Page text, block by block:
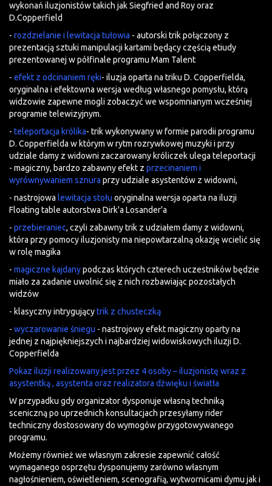
wykonań iluzjonistów takich jak Siegfried and Roy oraz
D.Copperfield
- rozdzielanie i lewitacja tułowia - autorski trik połączony z
prezentacją sztuki manipulacji kartami będący częścią etiudy
prezentowanej w półfinale programu Mam Talent
- efekt z odcinaniem ręki- iluzja oparta na triku D. Copperfielda,
oryginalna i efektowna wersja według własnego pomysłu, którą
widzowie zapewne mogli zobaczyć we wspomnianym wcześniej
programie telewizyjnym.
- teleportacja królika- trik wykonywany w formie parodii programu
D. Copperfielda w którym w rytm rozrywkowej muzyki i przy
udziale damy z widowni zaczarowany króliczek ulega teleportacji
- magiczny, bardzo zabawny efekt z przecinaniem i
wyrównywaniem sznura przy udziale asystentów z widowni,
- nastrojowa lewitacja stołu oryginalna wersja oparta na iluzji
Floating table autorstwa Dirk'a Losander'a
- przebieraniec, czyli zabawny trik z udziałem damy z widowni,
która przy pomocy iluzjonisty ma niepowtarzalną okazję wcielić się
w rolę magika
- magiczne kajdanypodczas których czterech uczestników będzie
miało za zadanie uwolnić się z nich rozbawiając pozostałych
widzów
- klasyczny intrygującytrik z chusteczką
- wyczarowanie śniegu - nastrojowy efekt magiczny oparty na
jednej z najpiękniejszych i najbardziej widowiskowych iluzji D.
Copperfielda
Pokaz iluzji realizowany jest przez 4 osoby – iluzjonistę wraz z
asystentką , asystenta oraz realizatora dźwięku i światła
W przypadku gdy organizator dysponuje własną techniką
sceniczną po uprzednich konsultacjach przesyłamy rider
techniczny dostosowany do wymogów przygotowywanego
programu.
Możemy również we własnym zakresie zapewnić całość
wymaganego osprzętu dysponujemy zarówno własnym
nagłośnieniem, oświetleniem, scenografią, wytwornicami dymu jak i